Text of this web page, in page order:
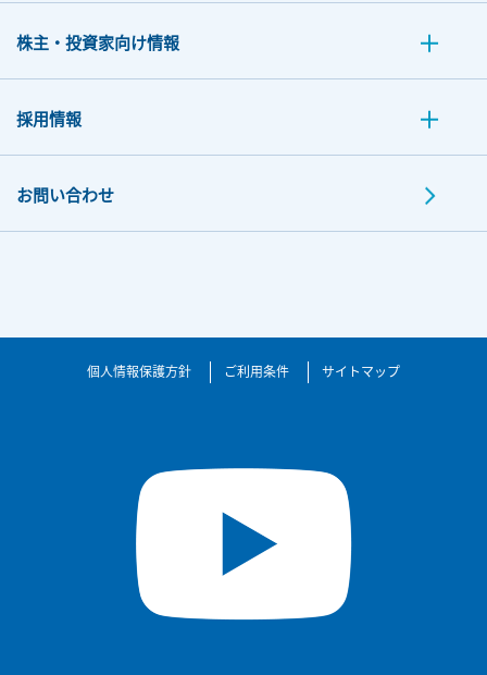
株主・投資家向け情報
採用情報
お問い合わせ
個人情報保護方針 ご利用条件 サイトマップ